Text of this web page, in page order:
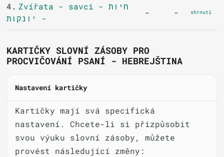
4. Zvířata - savci - חיות
- יונקות
- - shrnutí
KARTIČKY SLOVNÍ ZÁSOBY PRO
PROCVIČOVÁNÍ PSANÍ - HEBREJŠTINA
Nastavení kartičky
Kartičky mají svá specifická
nastavení. Chcete-li si přizpůsobit
svou výuku slovní zásoby, můžete
provést následující změny: